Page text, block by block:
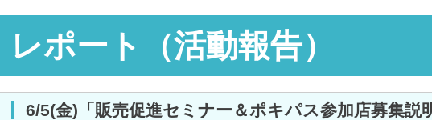
レポート（活動報告）
6/5(金)「販売促進セミナー＆ポキパス参加店募集